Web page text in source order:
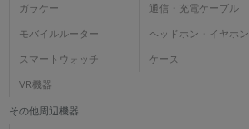
ガラケー
モバイルルーター
スマートウォッチ
VR機器
通信・充電ケーブル
ヘッドホン・イヤホン
ケース
その他周辺機器